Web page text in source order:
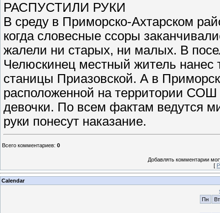
РАСПУСТИЛИ РУКИ
В среду в Приморско-Ахтарском
когда словесные ссоры
жалели ни старых, ни малых. В
Челюскинец местный житель
станицы Приазовской. А в
расположенной на территории
девочки. По всем фактам ведутся
руки понесут наказание.
Всего комментариев: 0
Добавлять комментарии
[
Calendar
Пн
Вт